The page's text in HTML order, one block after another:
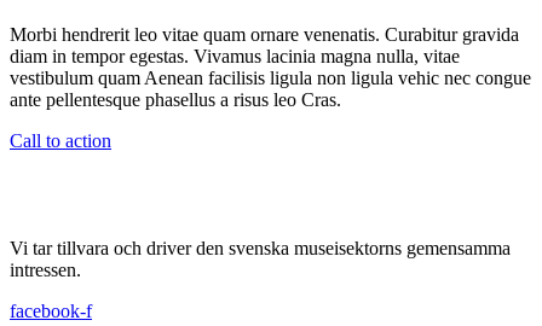
Morbi hendrerit leo vitae quam ornare venenatis. Curabitur gravida
diam in tempor egestas. Vivamus lacinia magna nulla, vitae
vestibulum quam Aenean facilisis ligula non ligula vehic nec congue
ante pellentesque phasellus a risus leo Cras.
Call to action
Vi tar tillvara och driver den svenska museisektorns gemensamma
intressen.
facebook-f